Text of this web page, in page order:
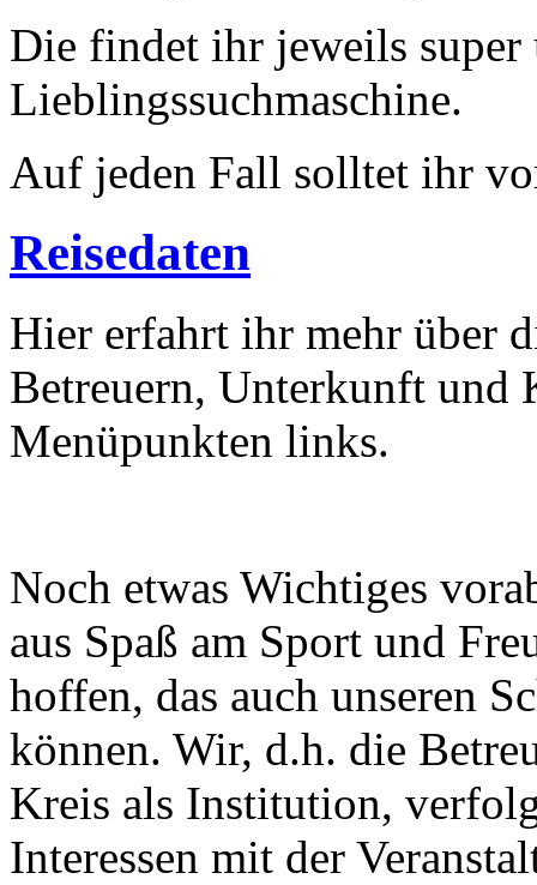
Die findet ihr jeweils super
Lieblingssuchmaschine.
Auf jeden Fall solltet ihr
Reisedaten
Hier erfahrt ihr mehr über
Betreuern, Unterkunft und
Menüpunkten links.
Noch etwas Wichtiges
aus Spaß am Sport und
hoffen, das auch unseren
können. Wir, d.h. die
Kreis als Institution,
Interessen mit der